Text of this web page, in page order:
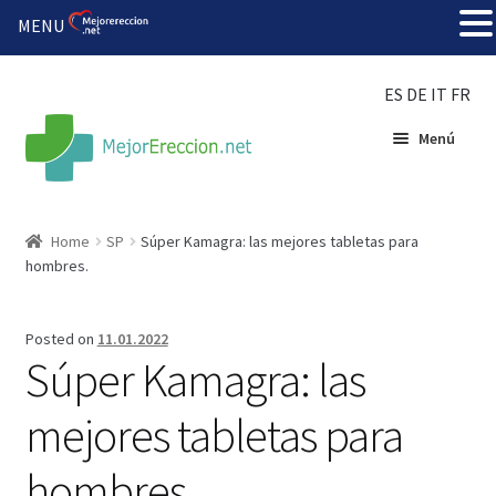
ES DE IT FR
Menú
Rueda de la fortuna
Echar fiesta
Solución barata
Super amoureux
Home SP
Súper Kamagra: las mejores tabletas para
hombres.
Posted on 11.01.2022
Súper Kamagra: las
mejores tabletas para
MENU